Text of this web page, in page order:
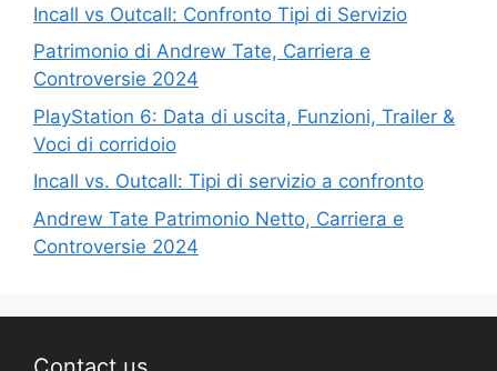
Incall vs Outcall: Confronto Tipi di Servizio
Patrimonio di Andrew Tate, Carriera e
Controversie 2024
PlayStation 6: Data di uscita, Funzioni, Trailer &
Voci di corridoio
Incall vs. Outcall: Tipi di servizio a confronto
Andrew Tate Patrimonio Netto, Carriera e
Controversie 2024